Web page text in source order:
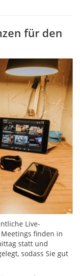
für den
Live-
finden in
statt und
sodass Sie gut